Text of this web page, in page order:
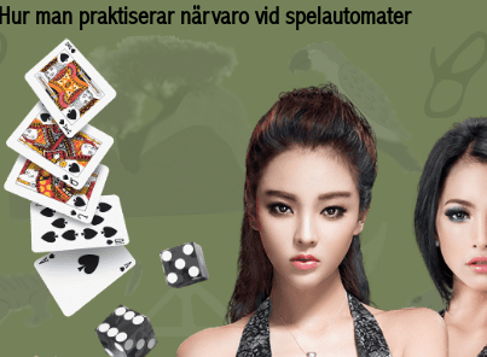
Hur man praktiserar närvaro vid spelautomater